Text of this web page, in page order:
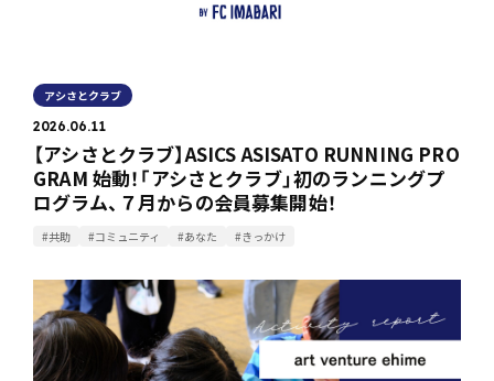
アシさとクラブ
2026.06.11
【アシさとクラブ】ASICS ASISATO RUNNING PRO
GRAM 始動！「アシさとクラブ」初のランニングプ
ログラム、７月からの会員募集開始！
#共助 #コミュニティ #あなた #きっかけ